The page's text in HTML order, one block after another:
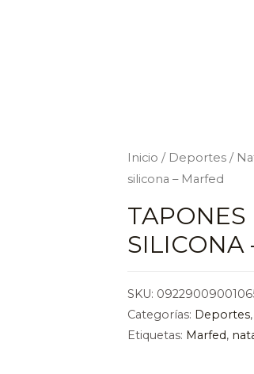
Inicio / Deportes /
silicona – Marfed
SILICONA
SKU:
Categorías: Deportes,
Etiquetas: Marfed,